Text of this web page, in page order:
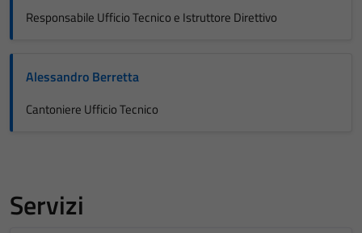
Responsabile Ufficio Tecnico e Istruttore Direttivo
Alessandro Berretta
Cantoniere Ufficio Tecnico
Servizi